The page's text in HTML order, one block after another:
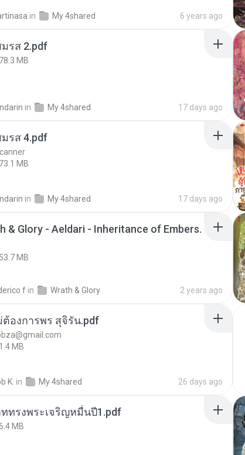
in My 4shared 6 years ago
รส 2.pdf
78.3 MB
in My 4shared 17 days ago
รส 4.pdf
73.1 MB
in My 4shared 17 days ago
& Glory - Aeldari - Inheritance of Embers.
53.7 MB
f in Wrath & Glory 2 years ago
องการพร สุจิรัน.pdf
1.4 MB
K. in My 4shared 26 days ago
ทรงพระเจริญหมื่นปี1.pdf
MB